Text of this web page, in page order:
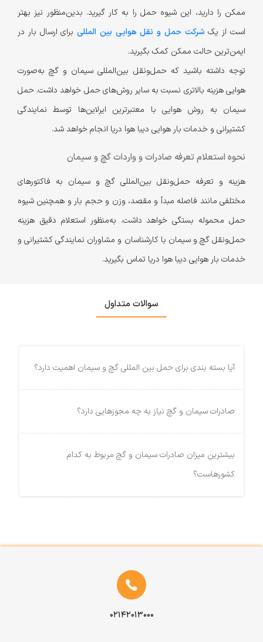
ممکن را دارید، این شیوه حمل را به کار گیرید. بدین‌منظور نیز بهتر
است از یک شرکت حمل و نقل هوایی بین المللیبرای ارسال بار در
ایمن‌ترین حالت ممکن کمک بگیرید.
توجه داشته باشید که حمل‌ونقل‌ بین‌المللی سیمان و گچ به‌صورت
هوایی هزینه بالاتری نسبت به سایر روش‌های حمل خواهد داشت. حمل
سیمان به روش هوایی با معتبر‌ترین ایرلاین‌ها توسط نمایندگی
کشتیرانی و خدمات بار هوایی دیبا هوا دریا انجام خواهد شد.
نحوه استعلام تعرفه صادرات و واردات گچ و سیمان
هزینه و تعرفه حمل‌و‌نقل بین‌المللی گچ و سیمان به فاکتورهای
مختلفی مانند فاصله مبدأ و مقصد، وزن و حجم بار و همچنین شیوه‌
حمل محموله بستگی خواهد داشت. به‌منظور استعلام دقیق هزینه
حمل‌ونقل گچ و سیمان با کارشناسان و مشاوران نمایندگی کشتیرانی و
خدمات بار هوایی دیبا هوا دریا تماس بگیرید.
سوالات متداول
آیا بسته بندی برای حمل بین المللی گچ و سیمان اهمیت دارد؟
صادرات سیمان و گچ نیاز به چه مجوزهایی دارد؟
بیشترین میزان صادرات سیمان و گچ مربوط به کدام
کشورهاست؟
۰۲۱۴۲۰۱۳۰۰۰